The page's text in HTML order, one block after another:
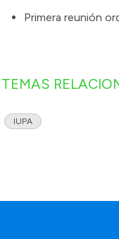
Primera reunión
TEMAS
IUPA